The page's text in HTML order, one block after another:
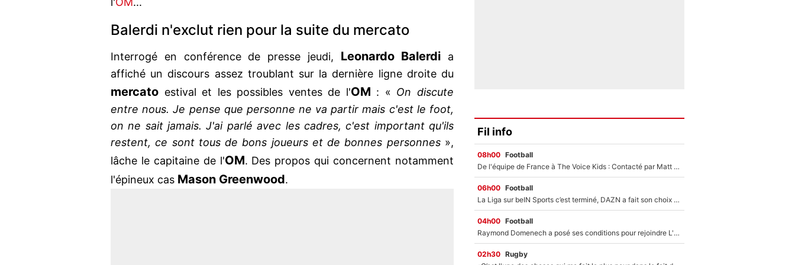
Balerdi n'exclut rien pour la suite du mercato
Interrogé en conférence de presse jeudi, Leonardo Balerdi a
affiché un discours assez troublant sur la dernière ligne droite du
mercato estival et les possibles ventes de l'OM : « On discute
entre nous. Je pense que personne ne va partir mais c'est le foot,
on ne sait jamais. J'ai parlé avec les cadres, c'est important qu'ils
restent, ce sont tous de bons joueurs et de bonnes personnes »,
lâche le capitaine de l'OM. Des propos qui concernent notamment
l'épineux cas Mason Greenwood.
Fil info
08h00 Football
De l'équipe de France à The Voice Kids : Contacté par Matt Pokora, Kylian Mbappé a accepté de jouer un rôle inédit sur TF1 !
06h00 Football
La Liga sur beIN Sports c’est terminé, DAZN a fait son choix pour Benjamin Da Silva et Omar Da Fonseca !
04h00 Football
Raymond Domenech a posé ses conditions pour rejoindre L'EQUIPE du Soir : Il refuse de faire l'émission avec un autre chroniqueur !
02h30 Rugby